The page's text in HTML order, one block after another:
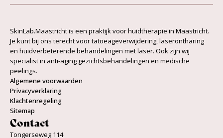
SkinLab.Maastricht is een praktijk voor huidtherapie in Maastricht.
Je kunt bij ons terecht voor tatoeageverwijdering, laserontharing
en huidverbeterende behandelingen met laser. Ook zijn wij
specialist in anti-aging gezichtsbehandelingen en medische
peelings.
Algemene voorwaarden
Privacyverklaring
Klachtenregeling
Sitemap
Contact
Tongerseweg 114